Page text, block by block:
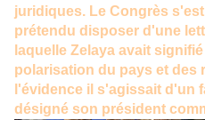
juridiques. Le Congrès
prétendu disposer d'une
laquelle Zelaya avait
polarisation du pays et des
l'évidence il s'agissait d'un
désigné son président